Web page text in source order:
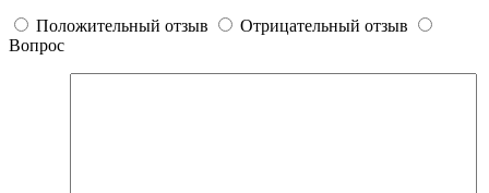
Положительный отзыв
Отрицательный отзыв
Вопрос